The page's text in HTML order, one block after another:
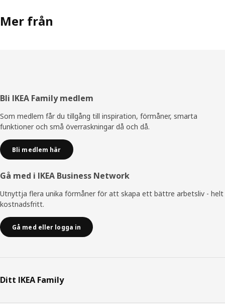
Mer från
Sidfot
Bli IKEA Family medlem
Som medlem får du tillgång till inspiration, förmåner, smarta
funktioner och små överraskningar då och då.
Bli medlem här
Gå med i IKEA Business Network
Utnyttja flera unika förmåner för att skapa ett bättre arbetsliv - helt
kostnadsfritt.
Gå med eller logga in
Ditt IKEA Family